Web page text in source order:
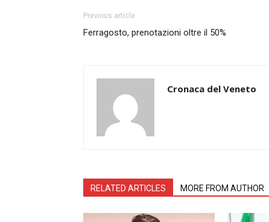
Previous article
Ferragosto, prenotazioni oltre il 50%
Cronaca del Veneto
RELATED ARTICLES MORE FROM AUTHOR